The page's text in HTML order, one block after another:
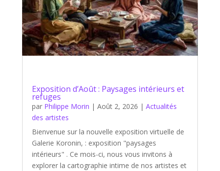
Exposition d’Août : Paysages intérieurs et
refuges
par Philippe Morin | Août 2, 2026 | Actualités
des artistes
Bienvenue sur la nouvelle exposition virtuelle de
Galerie Koronin, : exposition "paysages
intérieurs" . Ce mois-ci, nous vous invitons à
explorer la cartographie intime de nos artistes et